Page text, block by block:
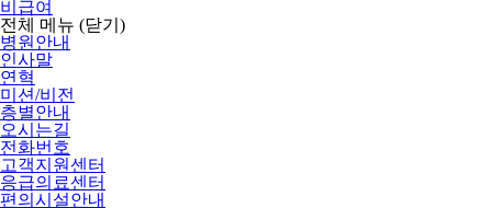
비급여
전체 메뉴 (닫기)
병원안내
인사말
연혁
미션/비전
층별안내
오시는길
전화번호
고객지원센터
응급의료센터
편의시설안내